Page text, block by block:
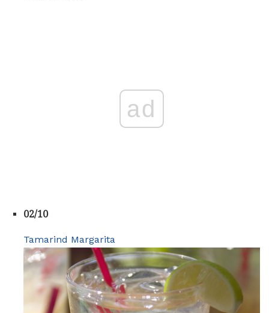
ad
02/10
Tamarind Margarita